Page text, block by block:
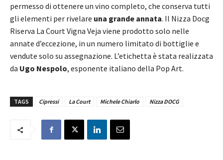
permesso di ottenere un vino completo, che conserva tutti
gli elementi per rivelare una grande annata. Il Nizza Docg
Riserva La Court Vigna Veja viene prodotto solo nelle
annate d’eccezione, in un numero limitato di bottiglie e
vendute solo su assegnazione. L’etichetta è stata realizzata
da Ugo Nespolo, esponente italiano della Pop Art.
TAGS Cipressi La Court Michele Chiarlo Nizza DOCG